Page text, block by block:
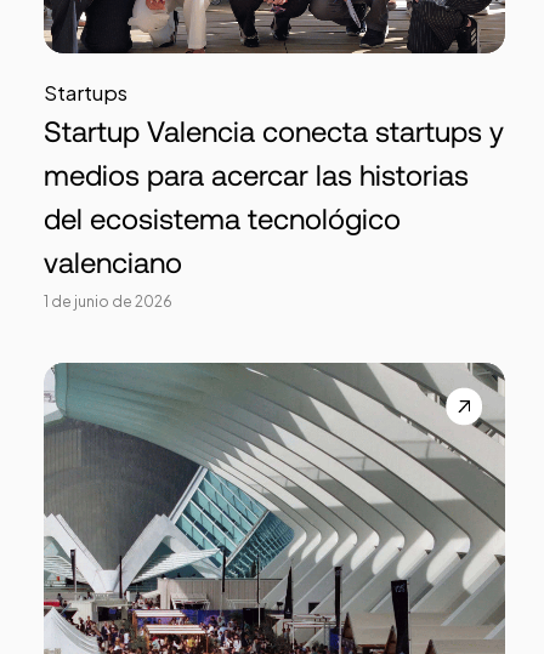
Startups
Startup Valencia conecta startups y
medios para acercar las historias
del ecosistema tecnológico
valenciano
1 de junio de 2026